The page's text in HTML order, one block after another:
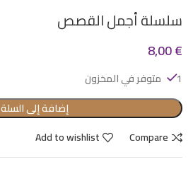
سلسلة أجمل القصص
8,00€
1 متوفر في المخزون
إضافة إلى السلة
Compare
Add to wishlist